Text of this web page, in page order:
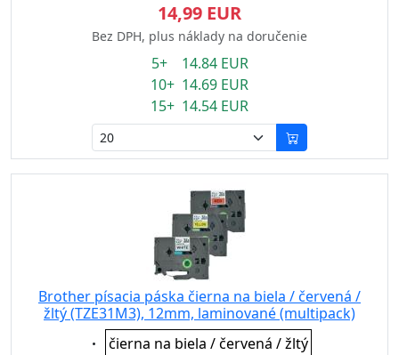
14,99 EUR
Bez DPH, plus náklady na doručenie
5+ 14.84 EUR
10+ 14.69 EUR
15+ 14.54 EUR
Brother písacia páska čierna na biela / červená /
žltý (TZE31M3), 12mm, laminované (multipack)
Eigenschaft:
čierna na biela / červená / žltý